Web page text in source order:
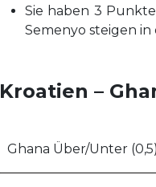
Sie haben 3
Semenyo steigen
Kroatien –
Ghana Über/Unter